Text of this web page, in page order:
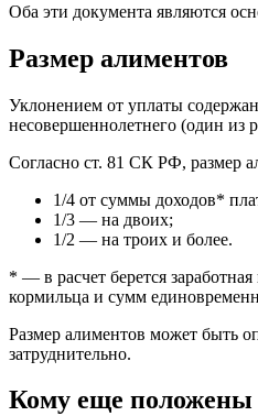
Оба эти документа являются
Размер алиментов
Уклонением от уплаты
несовершеннолетнего (один из
Согласно ст. 81 СК РФ, размер
1/4 от суммы доходов*
1/3 — на двоих;
1/2 — на троих и более.
* — в расчет берется
кормильца и сумм
Размер алиментов может быть
затруднительно.
Кому еще